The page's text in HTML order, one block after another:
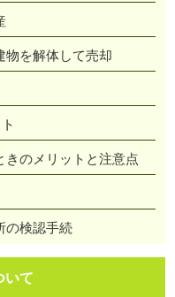
物を解体して売却
のメリットと注意点
の検認手続
いて